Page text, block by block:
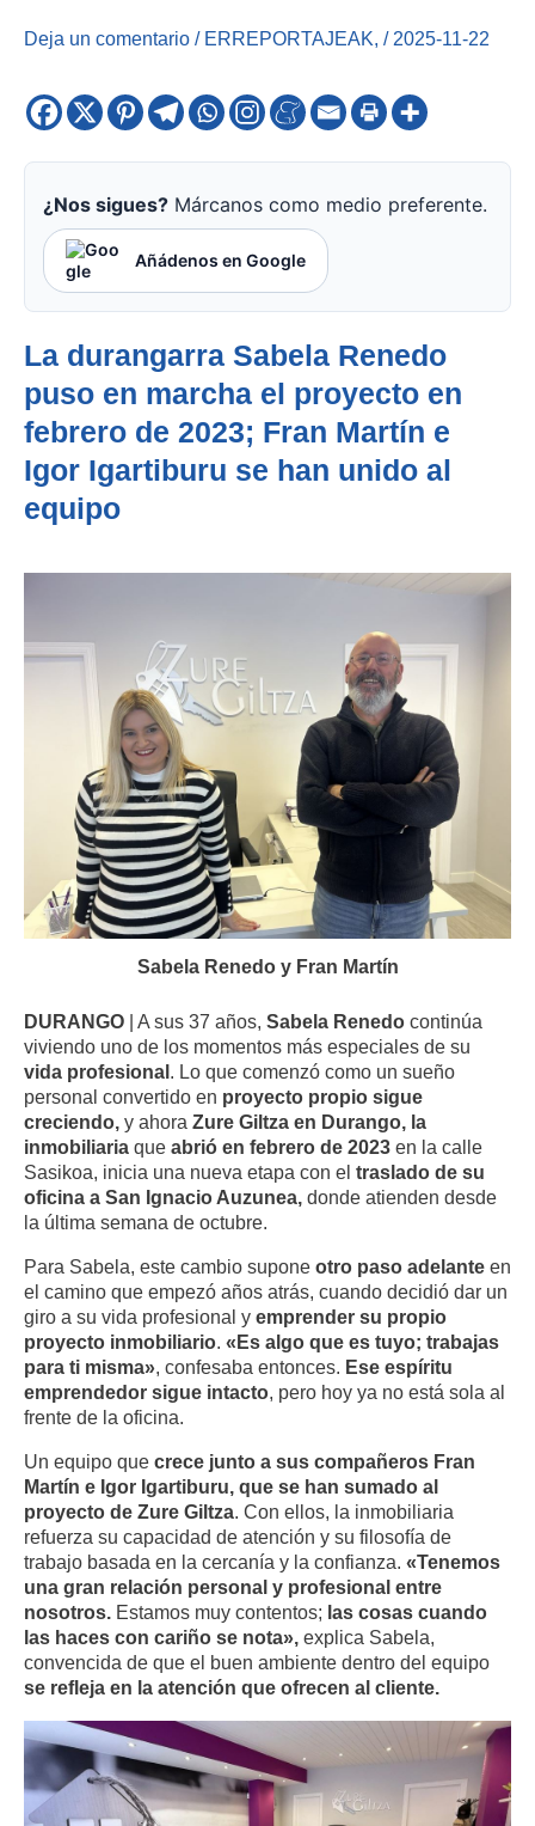
Deja un comentario / ERREPORTAJEAK, / 2025-11-22
¿Nos sigues? Márcanos como medio preferente.
Añádenos en Google
La durangarra Sabela Renedo
puso en marcha el proyecto en
febrero de 2023; Fran Martín e
Igor Igartiburu se han unido al
equipo
Sabela Renedo y Fran Martín
DURANGO | A sus 37 años, Sabela Renedo continúa
viviendo uno de los momentos más especiales de su
vida profesional. Lo que comenzó como un sueño
personal convertido en proyecto propio sigue
creciendo, y ahora Zure Giltza en Durango, la
inmobiliaria que abrió en febrero de 2023 en la calle
Sasikoa, inicia una nueva etapa con el traslado de su
oficina a San Ignacio Auzunea, donde atienden desde
la última semana de octubre.
Para Sabela, este cambio supone otro paso adelante en
el camino que empezó años atrás, cuando decidió dar un
giro a su vida profesional y emprender su propio
proyecto inmobiliario. «Es algo que es tuyo; trabajas
para ti misma», confesaba entonces. Ese espíritu
emprendedor sigue intacto, pero hoy ya no está sola al
frente de la oficina.
Un equipo que crece junto a sus compañeros Fran
Martín e Igor Igartiburu, que se han sumado al
proyecto de Zure Giltza. Con ellos, la inmobiliaria
refuerza su capacidad de atención y su filosofía de
trabajo basada en la cercanía y la confianza. «Tenemos
una gran relación personal y profesional entre
nosotros. Estamos muy contentos; las cosas cuando
las haces con cariño se nota», explica Sabela,
convencida de que el buen ambiente dentro del equipo
se refleja en la atención que ofrecen al cliente.